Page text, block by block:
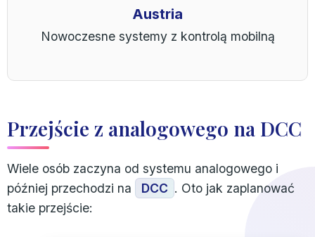
Austria
Nowoczesne systemy z kontrolą mobilną
Przejście z analogowego na DCC
Wiele osób zaczyna od systemu analogowego i
później przechodzi na
DCC . Oto jak zaplanować
takie przejście: